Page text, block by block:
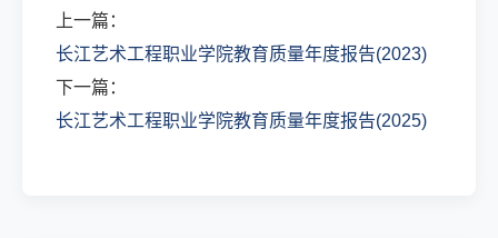
上一篇：
长江艺术工程职业学院教育质量年度报告(2023)
下一篇：
长江艺术工程职业学院教育质量年度报告(2025)